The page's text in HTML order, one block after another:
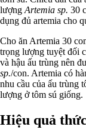
lượng Artemia sp. 30
dụng đủ artemia cho
Cho ăn Artemia 30
trọng lượng tuyệt đối
và hậu ấu trùng nên
sp./con. Artemia có
nhu cầu của ấu trùng
lượng ở tôm sú giống.
Hiệu quả